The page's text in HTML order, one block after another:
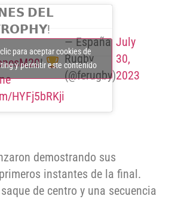
𝗗𝗘𝗟
!
HYFj5bRKji
— España
Rugby
(@ferugby)
July
30,
2023
para aceptar cookies de
y permitir este contenido
demostrando sus
instantes de la final.
de centro y una secuencia